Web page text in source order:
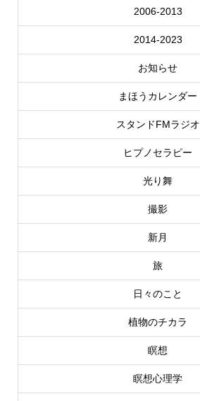
2006-2013
2014-2023
お知らせ
まほうカレンダー
スタンドFMラジオ
ヒプノセラピー
光り舞
撮影
新月
旅
日々のこと
植物のチカラ
瞑想
瞑想心理学